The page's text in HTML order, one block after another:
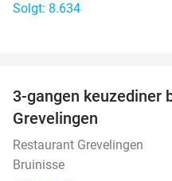
Solgt: 8.634
3-gangen keuzediner
Grevelingen
Restaurant Grevelingen
Bruinisse